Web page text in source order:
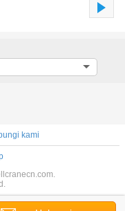
kami